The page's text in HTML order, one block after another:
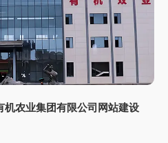
机农业集团有限公司网站建设